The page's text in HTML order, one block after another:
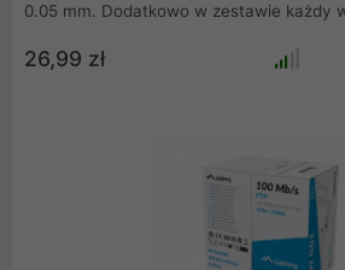
0.05 mm. Dodatkowo w zestawie każdy
zarobieniem. Końcówki wykonane są z
26,99 zł